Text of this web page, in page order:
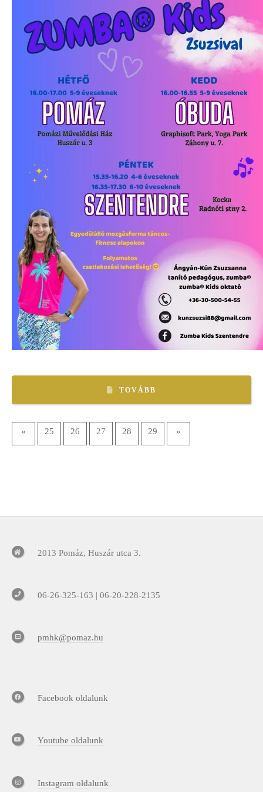
TOVÁBB
« 25 26 27 28 29 »
2013 Pomáz, Huszár utca 3.
06-26-325-163 | 06-20-228-2135
pmhk@pomaz.hu
Facebook oldalunk
Youtube oldalunk
Instagram oldalunk